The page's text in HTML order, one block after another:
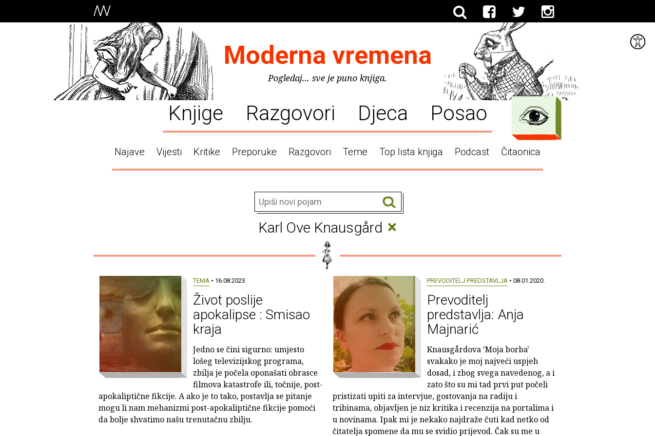
Moderna vremena
Pogledaj... sve je puno knjiga.
Knjige Razgovori Djeca Posao
Najave Vijesti Kritike Preporuke Razgovori Teme Top lista knjiga Podcast Čitaonica
Karl Ove Knausgård ×
TEMA • 16.08.2023.
Život poslije
apokalipse : Smisao
kraja
Jedno se čini sigurno: umjesto
lošeg televizijskog programa,
zbilja je počela oponašati obrasce
filmova katastrofe ili, točnije, post-
apokaliptične fikcije. A ako je to tako, postavlja se pitanje
mogu li nam mehanizmi post-apokaliptične fikcije pomoći
da bolje shvatimo našu trenutačnu zbilju.
PREVODITELJ PREDSTAVLJA • 08.01.2020.
Prevoditelj
predstavlja: Anja
Majnarić
Knausgårdova 'Moja borba'
svakako je moj najveći uspjeh
dosad, i zbog svega navedenog, a i
zato što su mi tad prvi put počeli
pristizati upiti za intervjue, gostovanja na radiju i
tribinama, objavljen je niz kritika i recenzija na portalima i
u novinama. Ipak mi je nekako najdraže čuti kad netko od
čitatelja spomene da mu se svidio prijevod. Čak su me u